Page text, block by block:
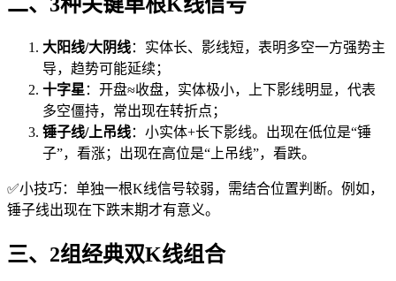
二、3种关键单根K线信号
大阳线/大阴线：实体长、影线短，表明多空一方强势主
导，趋势可能延续；
十字星 ：开盘≈收盘，实体极小，上下影线明显，代表
多空僵持，常出现在转折点；
锤子线/上吊线：小实体+长下影线。出现在低位是“锤
子”，看涨；出现在高位是“上吊线”，看跌。
✅小技巧：单独一根K线信号较弱，需结合位置判断。例如，
锤子线出现在下跌末期才有意义。
三、2组经典双K线组合